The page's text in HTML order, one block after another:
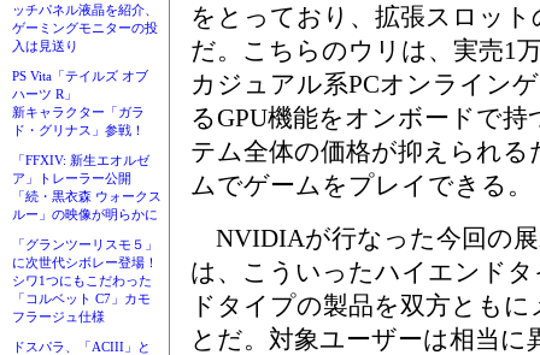
ッチパネル液晶を紹介、
ゲーミングモニターの投
入は見送り
PS Vita「テイルズ オブ
ハーツ R」
新キャラクター「ガラ
ド・グリナス」参戦！
「FFXIV: 新生エオルゼ
ア」トレーラー公開
「続・黒衣森 ウォークス
ルー」の映像が明らかに
「グランツーリスモ５」
に次世代シボレー登場！
シワ1つにもこだわった
「コルベット C7」カモ
フラージュ仕様
ドスパラ、「ACIII」と
をとっており、拡張スロッ
だ。こちらのウリは、実売1
カジュアル系PCオンライン
るGPU機能をオンボードで
テム全体の価格が抑えられる
ムでゲームをプレイできる。
NVIDIAが行なった今回の
は、こういったハイエンド
ドタイプの製品を双方とも
とだ。対象ユーザーは相当